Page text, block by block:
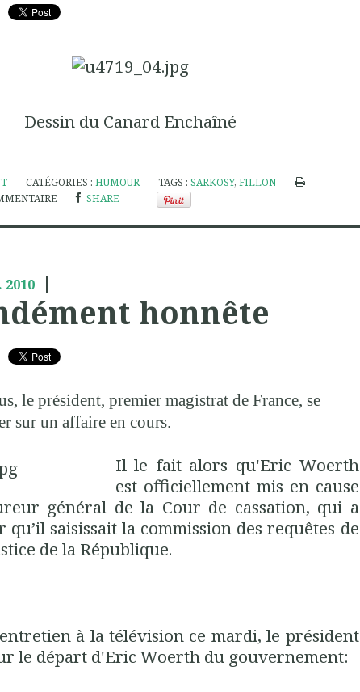
Dessin du Canard Enchaîné
CATÉGORIES :HUMOUR TAGS :SARKOSY,FILLON
SHARE
2010
honnête
le président, premier magistrat de France, se
sur un affaire en cours.
Il le fait alors qu'Eric Woerth
est officiellement mis en cause
général de la Cour de cassation, qui a
qu’il saisissait la commission des requêtes de
de la République.
à la télévision ce mardi, le président
le départ d'Eric Woerth du gouvernement: